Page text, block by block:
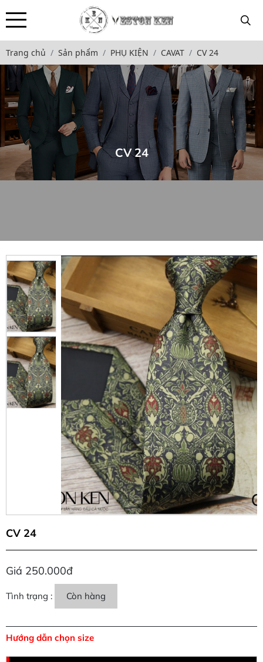
Trang chủ Sản phẩm PHỤ KIỆN CAVAT CV 24
CV 24
CV 24
Giá 250.000đ
Tình trạng : Còn hàng
Hướng dẫn chọn size